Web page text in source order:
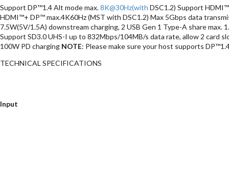
Support DP™1.4 Alt mode max.8K@30Hz(with DSC1.2) Support
HDMI™+ DP™ max.4K60Hz (MST with DSC1.2) Max 5Gbps data
7.5W(5V/1.5A) downstream charging, 2 USB Gen 1 Type-A share
Support SD3.0 UHS-I up to 832Mbps/104MB/s data rate, allow 2 card
100W PD charging NOTE: Please make sure your host supports
TECHNICAL SPECIFICATIONS
Input